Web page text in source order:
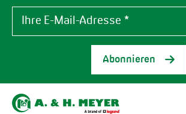
Abonnieren